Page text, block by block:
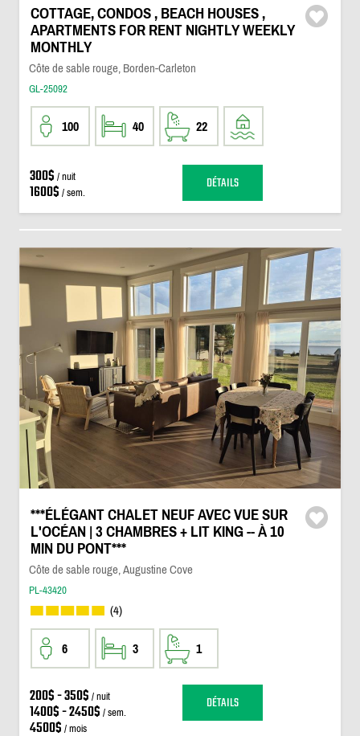
COTTAGE, CONDOS , BEACH HOUSES ,
APARTMENTS FOR RENT NIGHTLY WEEKLY
MONTHLY
Côte de sable rouge, Borden-Carleton
GL-25092
100 40 22
300$ / nuit
1600$ / sem. DÉTAILS
***ÉLÉGANT CHALET NEUF AVEC VUE SUR
L'OCÉAN | 3 CHAMBRES + LIT KING -- À 10
MIN DU PONT***
Côte de sable rouge, Augustine Cove
PL-43420
(4)
6 3 1
200$ - 350$ / nuit
1400$ - 2450$ / sem.
4500$ / mois
DÉTAILS